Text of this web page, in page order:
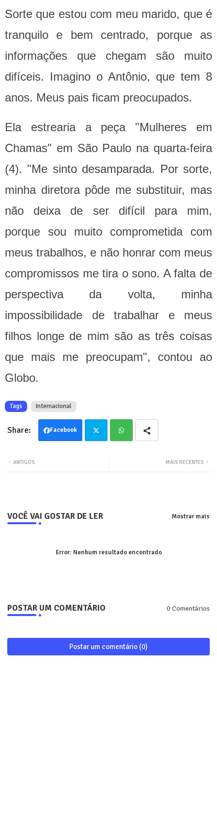
Sorte que estou com meu marido, que é
tranquilo e bem centrado, porque as
informações que chegam são muito
difíceis. Imagino o Antônio, que tem 8
anos. Meus pais ficam preocupados.
Ela estrearia a peça "Mulheres em
Chamas" em São Paulo na quarta-feira
(4). "Me sinto desamparada. Por sorte,
minha diretora pôde me substituir, mas
não deixa de ser difícil para mim,
porque sou muito comprometida com
meus trabalhos, e não honrar com meus
compromissos me tira o sono. A falta de
perspectiva da volta, minha
impossibilidade de trabalhar e meus
filhos longe de mim são as três coisas
que mais me preocupam", contou ao
Globo.
Tags Internacional
Facebook
MAIS RECENTES
ANTIGOS
VOCÊ VAI GOSTAR DE LER Mostrar mais
Error: Nenhum resultado encontrado
POSTAR UM COMENTÁRIO 0 Comentários
Postar um comentário (0)